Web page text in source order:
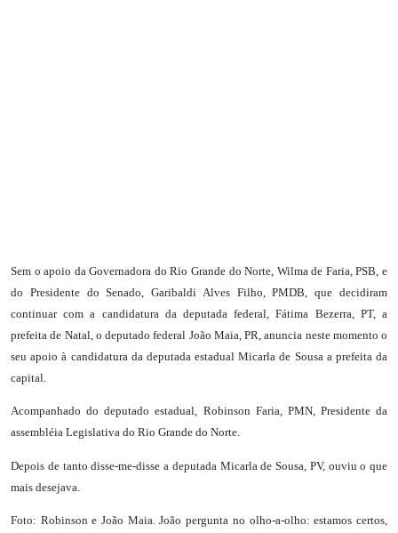
Sem o apoio da Governadora do Rio Grande do Norte, Wilma de Faria, PSB, e
do Presidente do Senado, Garibaldi Alves Filho, PMDB, que decidiram
continuar com a candidatura da deputada federal, Fátima Bezerra, PT, a
prefeita de Natal, o deputado federal João Maia, PR, anuncia neste momento o
seu apoio à candidatura da deputada estadual Micarla de Sousa a prefeita da
capital.
Acompanhado do deputado estadual, Robinson Faria, PMN, Presidente da
assembléia Legislativa do Rio Grande do Norte.
Depois de tanto disse-me-disse a deputada Micarla de Sousa, PV, ouviu o que
mais desejava.
Foto: Robinson e João Maia. João pergunta no olho-a-olho: estamos certos,